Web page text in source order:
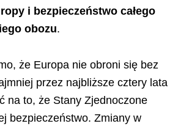
i bezpieczeństwo całego
obozu.
że Europa nie obroni się bez
przez najbliższe cztery lata
na to, że Stany Zjednoczone
bezpieczeństwo. Zmiany w